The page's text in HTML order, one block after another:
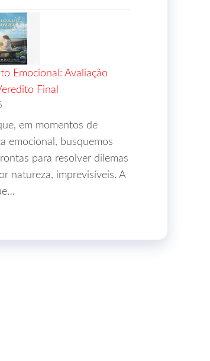
Emocional: Avaliação
Final
em momentos de
emocional, busquemos
para resolver dilemas
natureza, imprevisíveis. A